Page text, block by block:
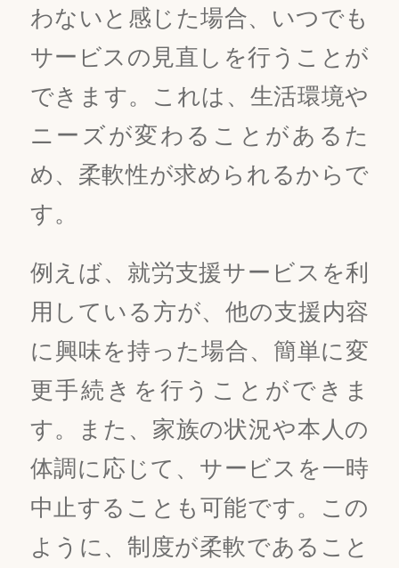
わないと感じた場合、いつでも
サービスの見直しを行うことが
できます。これは、生活環境や
ニーズが変わることがあるた
め、柔軟性が求められるからで
す。
例えば、就労支援サービスを利
用している方が、他の支援内容
に興味を持った場合、簡単に変
更手続きを行うことができま
す。また、家族の状況や本人の
体調に応じて、サービスを一時
中止することも可能です。この
ように、制度が柔軟であること